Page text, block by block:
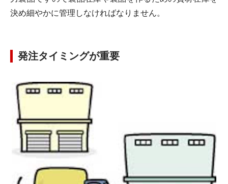
決め細やかに管理しなければなりません。
発注タイミングが重要